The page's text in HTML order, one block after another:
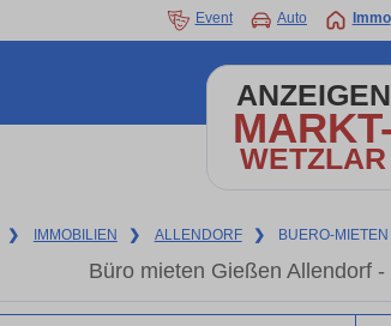
Event Auto Immo
ANZEIGEN
WETZLAR
❯ IMMOBILIEN ❯ ALLENDORF ❯ BUERO-MIETEN
Büro mieten Gießen Allendorf